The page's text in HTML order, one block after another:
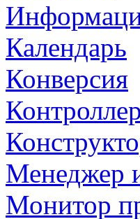
Календарь
Конверсия
Менеджер
Монитор